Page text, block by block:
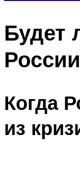
Будет
Когда
из